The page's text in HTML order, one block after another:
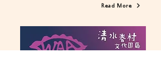
Read More